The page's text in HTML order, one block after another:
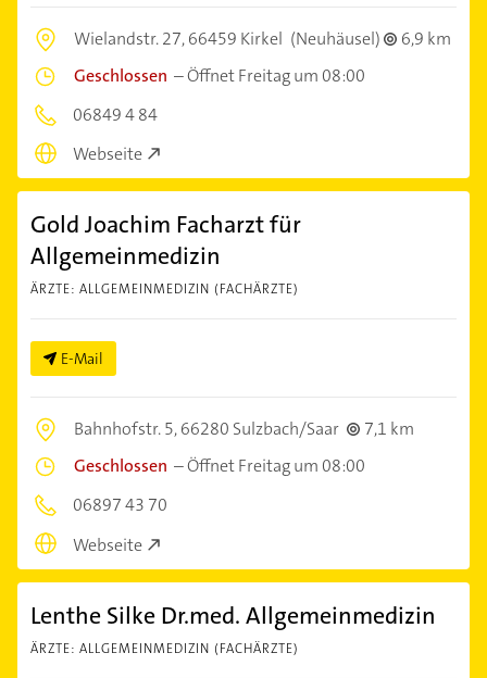
Wielandstr. 27,66459 Kirkel (Neuhäusel)
6,9 km
Geschlossen –Öffnet Freitag um 08:00
06849 4 84
Webseite
Gold Joachim Facharzt für
Allgemeinmedizin
ÄRZTE: ALLGEMEINMEDIZIN (FACHÄRZTE)
E-Mail
Bahnhofstr. 5,66280 Sulzbach/Saar
7,1 km
Geschlossen –Öffnet Freitag um 08:00
06897 43 70
Webseite
Lenthe Silke Dr.med. Allgemeinmedizin
ÄRZTE: ALLGEMEINMEDIZIN (FACHÄRZTE)